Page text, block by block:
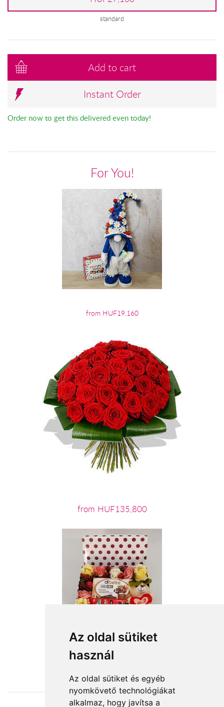
Az oldal sütiket
használ
Az oldal sütiket és egyéb
nyomkövető technológiákat
alkalmaz, hogy javítsa a
standard
Add to cart
Instant Order
Order now to get this delivered even today!
For You!
from HUF19,160
from HUF135,800
from HUF15,584